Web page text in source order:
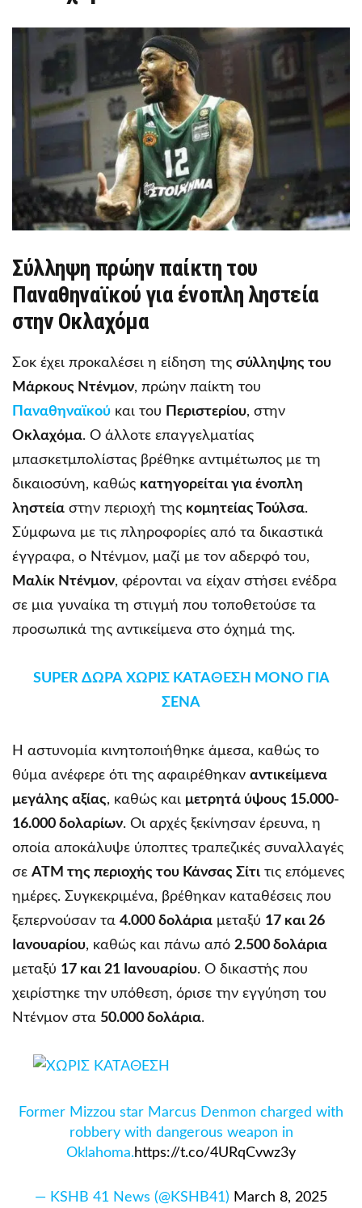
Σύλληψη πρώην παίκτη του
Παναθηναϊκού για ένοπλη ληστεία
στην Οκλαχόμα
Σοκ έχει προκαλέσει η είδηση της σύλληψης του
Μάρκους Ντένμον, πρώην παίκτη του
Παναθηναϊκού και του Περιστερίου, στην
Οκλαχόμα. Ο άλλοτε επαγγελματίας
μπασκετμπολίστας βρέθηκε αντιμέτωπος με τη
δικαιοσύνη, καθώς κατηγορείται για ένοπλη
ληστεία στην περιοχή της κομητείας Τούλσα.
Σύμφωνα με τις πληροφορίες από τα δικαστικά
έγγραφα, ο Ντένμον, μαζί με τον αδερφό του,
Μαλίκ Ντένμον, φέρονται να είχαν στήσει ενέδρα
σε μια γυναίκα τη στιγμή που τοποθετούσε τα
προσωπικά της αντικείμενα στο όχημά της.
SUPER ΔΩΡΑ ΧΩΡΙΣ ΚΑΤΑΘΕΣΗ ΜΟΝΟ ΓΙΑ
ΣΕΝΑ
Η αστυνομία κινητοποιήθηκε άμεσα, καθώς το
θύμα ανέφερε ότι της αφαιρέθηκαν αντικείμενα
μεγάλης αξίας, καθώς και μετρητά ύψους 15.000-
16.000 δολαρίων. Οι αρχές ξεκίνησαν έρευνα, η
οποία αποκάλυψε ύποπτες τραπεζικές συναλλαγές
σε ΑΤΜ της περιοχής του Κάνσας Σίτι τις επόμενες
ημέρες. Συγκεκριμένα, βρέθηκαν καταθέσεις που
ξεπερνούσαν τα 4.000 δολάρια μεταξύ 17 και 26
Ιανουαρίου, καθώς και πάνω από 2.500 δολάρια
μεταξύ 17 και 21 Ιανουαρίου. Ο δικαστής που
χειρίστηκε την υπόθεση, όρισε την εγγύηση του
Ντένμον στα 50.000 δολάρια.
Former Mizzou star Marcus Denmon charged with
robbery with dangerous weapon in
Oklahoma.https://t.co/4URqCvwz3y
— KSHB 41 News (@KSHB41) March 8, 2025